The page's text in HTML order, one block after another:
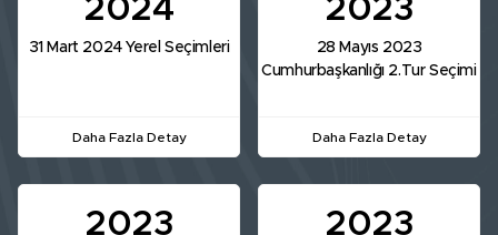
2024
31 Mart 2024 Yerel Seçimleri
Daha Fazla Detay
2023
28 Mayıs 2023
Cumhurbaşkanlığı 2.Tur Seçimi
Daha Fazla Detay
2023 2023